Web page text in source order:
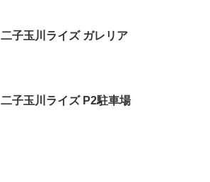
二子玉川ライズ ガレリア
二子玉川ライズ P2駐車場